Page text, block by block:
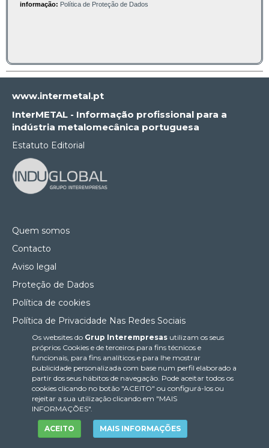
Os websites do Grup Interempresasutilizam os seus
próprios Cookies e de terceiros para fins técnicos e
funcionais, para fins analíticos e para lhe mostrar
publicidade personalizada com base num perfil elaborado a
partir dos seus hábitos de navegação. Pode aceitar todos os
cookies clicando no botão "ACEITO" ou configurá-los ou
rejeitar a sua utilização clicando em "MAIS
INFORMAÇÕES".
ACEITO MAIS INFORMAÇÕES
informação: Política de Proteção de Dados
www.intermetal.pt
InterMETAL - Informação profissional para a
indústria metalomecânica portuguesa
Estatuto Editorial
Quem somos
Contacto
Aviso legal
Proteção de Dados
Política de cookies
Política de Privacidade Nas Redes Sociais
Canal de denúncias
Colaborações editoriais